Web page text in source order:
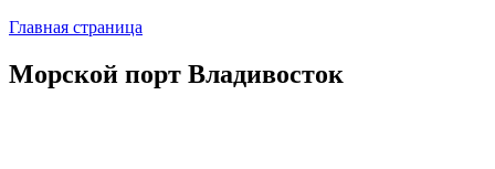
Главная страница
Морской порт Владивосток